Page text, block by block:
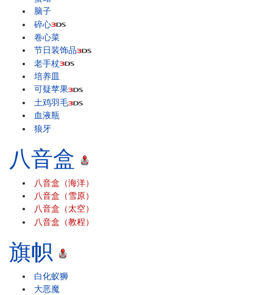
脑子
碎心
卷心菜
节日装饰品
老手杖
培养皿
可疑苹果
土鸡羽毛
血液瓶
狼牙
八音盒
八音盒（海洋）
八音盒（雪原）
八音盒（太空）
八音盒（教程）
旗帜
白化蚁狮
大恶魔